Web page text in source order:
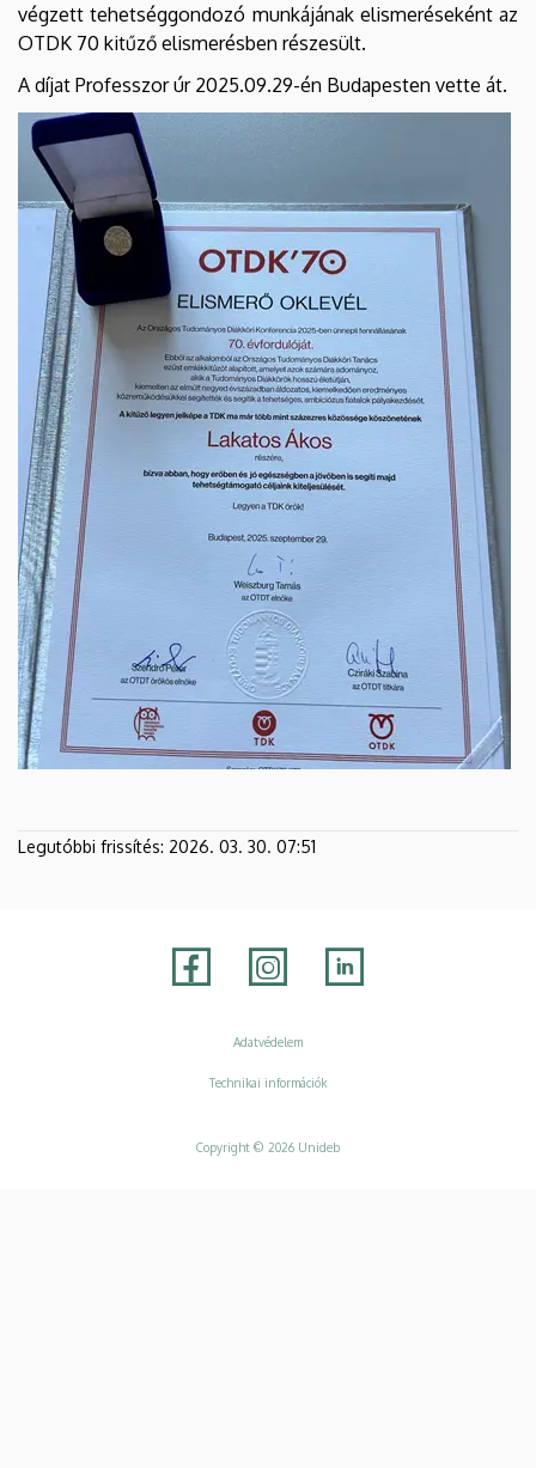
végzett tehetséggondozó munkájának elismeréseként az
OTDK 70 kitűző elismerésben részesült.
A díjat Professzor úr 2025.09.29-én Budapesten vette át.
Legutóbbi frissítés: 2026. 03. 30. 07:51
Adatvédelem
Technikai információk
Copyright © 2026 Unideb